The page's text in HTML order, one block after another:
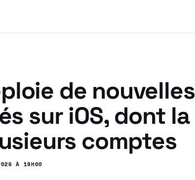
de nouvelles
sur iOS, dont la
comptes
À 19H00